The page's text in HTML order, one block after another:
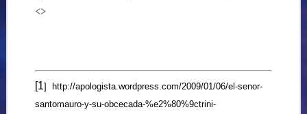
<>
[1] http://apologista.wordpress.com/2009/01/06/el-senor-
santomauro-y-su-obcecada-%e2%80%9ctrini-